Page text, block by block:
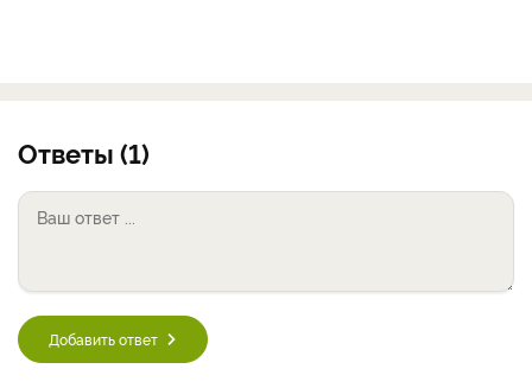
Ответы (1)
Добавить ответ